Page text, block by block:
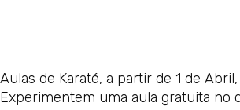
Aulas de Karaté, a partir de 1 de
Experimentem uma aula gratuita no